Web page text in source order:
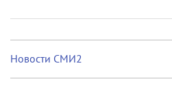
Новости СМИ2